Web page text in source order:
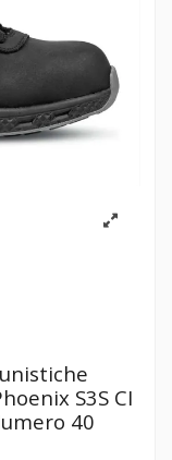
S3S CI
40